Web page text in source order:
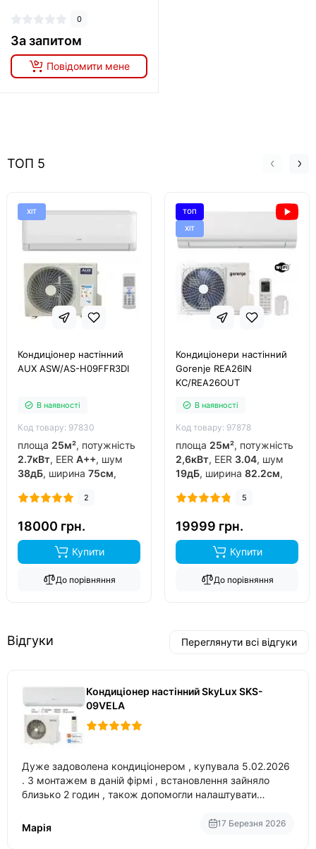
0
За запитом
Повідомити мене
ТОП 5
ХІТ
Кондиціонер настінний
AUX ASW/AS-H09FFR3DI
В наявності
Код товару: 97830
площа 25м², потужність
2.7кВт, EER A++, шум
38дБ, ширина 75см,
китай, інвертор
2
18000 грн.
Купити
До порівняння
ТОП
ХІТ
Кондиціонери настінний
Gorenje REA26IN
KC/REA26OUT
В наявності
Код товару: 97878
площа 25м², потужність
2,6кВт, EER 3.04, шум
19дБ, ширина 82.2см,
китай, інвертор
5
19999 грн.
Купити
До порівняння
Відгуки Переглянути всі відгуки
Кондиціонер настінний SkyLux SKS-
09VELA
Дуже задоволена кондиціонером , купувала 5.02.2026
. З монтажем в даній фірмі , встановлення зайняло
близько 2 годин , також допомогли налаштувати
Марія
17 Березня 2026